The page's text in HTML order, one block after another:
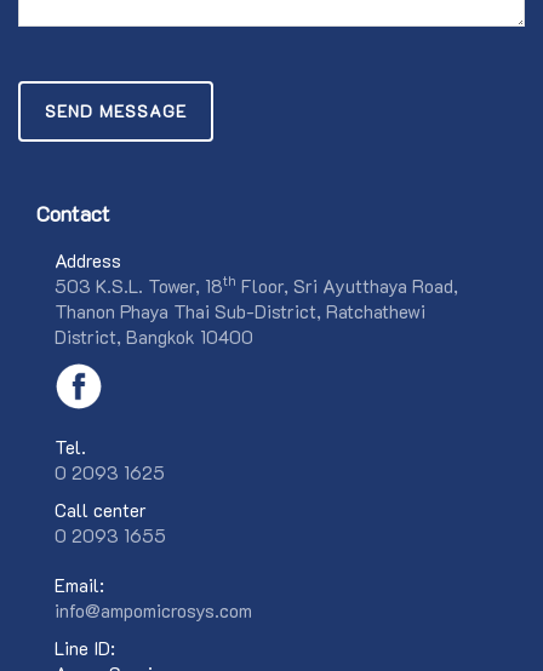
SEND MESSAGE
Contact
Address
503 K.S.L. Tower, 18th Floor, Sri Ayutthaya Road,
Thanon Phaya Thai Sub-District, Ratchathewi
District, Bangkok 10400
Tel.
0 2093 1625
Call center
0 2093 1655
Email:
info@ampomicrosys.com
Line ID: